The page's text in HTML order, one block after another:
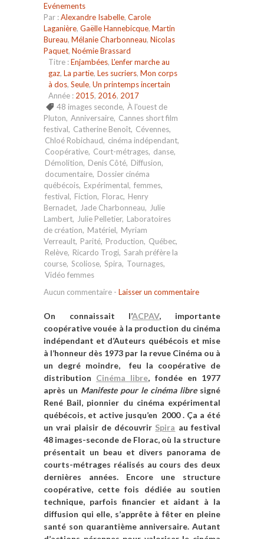
Evénements
Par :Alexandre Isabelle, Carole
Laganière, Gaëlle Hannebicque, Martin
Bureau, Mélanie Charbonneau, Nicolas
Paquet, Noémie Brassard
Titre :Enjambées, L'enfer marche au
gaz, La partie, Les sucriers, Mon corps
à dos, Seule, Un printemps incertain
Année : 2015, 2016, 2017
48 images seconde, À l'ouest de
Pluton, Anniversaire, Cannes short film
festival, Catherine Benoît, Cévennes,
Chloé Robichaud, cinéma indépendant,
Coopérative, Court-métrages, danse,
Démolition, Denis Côté, Diffusion,
documentaire, Dossier cinéma
québécois, Expérimental, femmes,
festival, Fiction, Florac, Henry
Bernadet, Jade Charbonneau, Julie
Lambert, Julie Pelletier, Laboratoires
de création, Matériel, Myriam
Verreault, Parité, Production, Québec,
Relève, Ricardo Trogi, Sarah préfère la
course, Scoliose, Spira, Tournages,
Vidéo femmes
Aucun commentaire - Laisser un commentaire
On connaissait l’ACPAV, importante
coopérative vouée à la production du cinéma
indépendant et d’Auteurs québécois et mise
à l’honneur dès 1973 par la revue Cinéma ou à
un degré moindre, feu la coopérative de
distribution Cinéma libre, fondée en 1977
après un Manifeste pour le cinéma libresigné
René Bail, pionnier du cinéma expérimental
québécois, et active jusqu’en 2000 . Ça a été
un vrai plaisir de découvrir Spira au festival
48 images-seconde de Florac, où la structure
présentait un beau et divers panorama de
courts-métrages réalisés au cours des deux
dernières années. Encore une structure
coopérative, cette fois dédiée au soutien
technique, parfois financier et aidant à la
diffusion qui elle, s’apprête à fêter en pleine
santé son quarantième anniversaire. Autant